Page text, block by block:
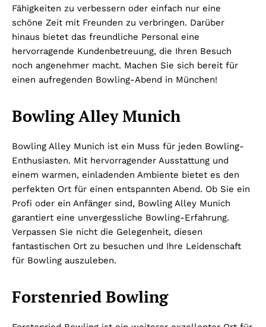
Fähigkeiten zu verbessern oder einfach nur eine
schöne Zeit mit Freunden zu verbringen. Darüber
hinaus bietet das freundliche Personal eine
hervorragende Kundenbetreuung, die Ihren Besuch
noch angenehmer macht. Machen Sie sich bereit für
einen aufregenden Bowling-Abend in München!
Bowling Alley Munich
Bowling Alley Munich ist ein Muss für jeden Bowling-
Enthusiasten. Mit hervorragender Ausstattung und
einem warmen, einladenden Ambiente bietet es den
perfekten Ort für einen entspannten Abend. Ob Sie ein
Profi oder ein Anfänger sind, Bowling Alley Munich
garantiert eine unvergessliche Bowling-Erfahrung.
Verpassen Sie nicht die Gelegenheit, diesen
fantastischen Ort zu besuchen und Ihre Leidenschaft
für Bowling auszuleben.
Forstenried Bowling